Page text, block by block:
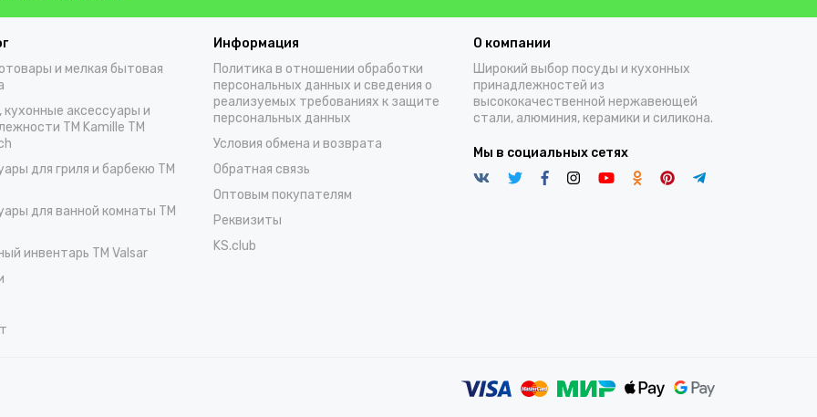
и мелкая бытовая
кухонные аксессуары и
TM Kamille TM
для гриля и барбекю TM
для ванной комнаты TM
инвентарь TM Valsar
Информация
Политика в отношении обработки
персональных данных и сведения о
реализуемых требованиях к защите
персональных данных
Условия обмена и возврата
Обратная связь
Оптовым покупателям
Реквизиты
KS.club
О компании
Широкий выбор посуды и кухонных
принадлежностей из
высококачественной нержавеющей
стали, алюминия, керамики и силикона.
Мы в социальных сетях